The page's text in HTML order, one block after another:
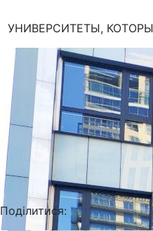
УНИВЕРСИТЕТЫ,
Поділитися: